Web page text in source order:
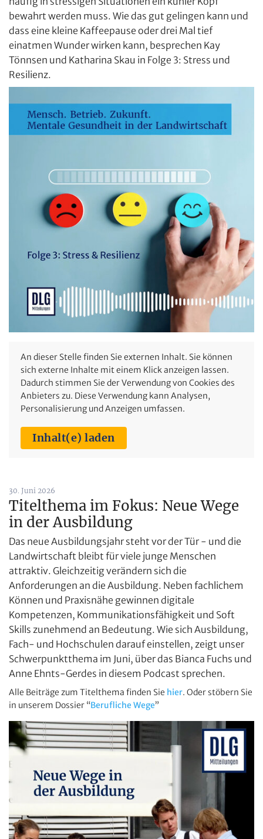
bewahrt werden muss. Wie das gut gelingen kann und
dass eine kleine Kaffeepause oder drei Mal tief
einatmen Wunder wirken kann, besprechen Kay
Tönnsen und Katharina Skau in Folge 3: Stress und
Resilienz.
An dieser Stelle finden Sie externen Inhalt. Sie können
sich externe Inhalte mit einem Klick anzeigen lassen.
Dadurch stimmen Sie der Verwendung von Cookies des
Anbieters zu. Diese Verwendung kann Analysen,
Personalisierung und Anzeigen umfassen.
Inhalt(e) laden
30. Juni 2026
Titelthema im Fokus: Neue Wege
in der Ausbildung
Das neue Ausbildungsjahr steht vor der Tür - und die
Landwirtschaft bleibt für viele junge Menschen
attraktiv. Gleichzeitig verändern sich die
Anforderungen an die Ausbildung. Neben fachlichem
Können und Praxisnähe gewinnen digitale
Kompetenzen, Kommunikationsfähigkeit und Soft
Skills zunehmend an Bedeutung. Wie sich Ausbildung,
Fach- und Hochschulen darauf einstellen, zeigt unser
Schwerpunktthema im Juni, über das Bianca Fuchs und
Anne Ehnts-Gerdes in diesem Podcast sprechen.
Alle Beiträge zum Titelthema finden Sie hier. Oder stöbern Sie
in unserem Dossier “Berufliche Wege”